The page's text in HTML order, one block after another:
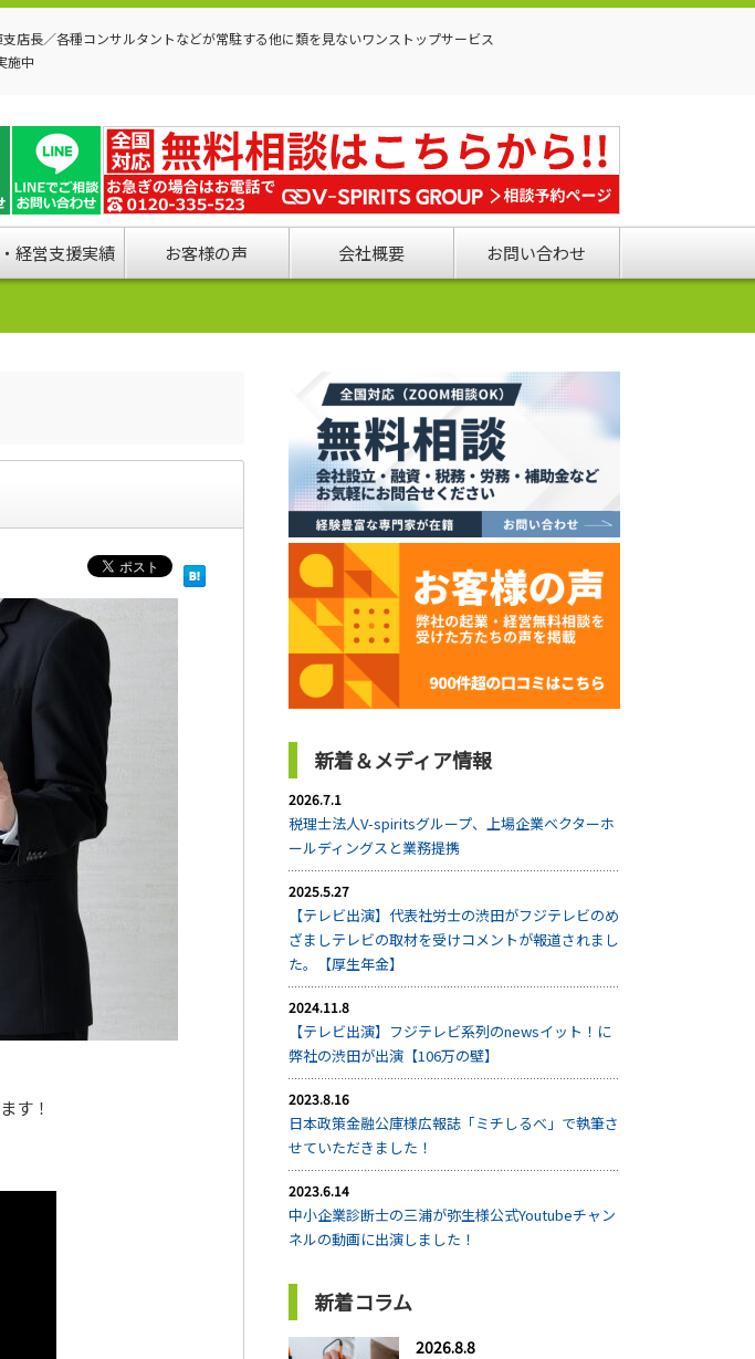
店長／各種コンサルタントなどが常駐する他に類を見ないワンストップサービス
施中
経営支援実績 お客様の声 会社概要 お問い合わせ
す！
新着＆メディア情報
2026.7.1
税理士法人V-spiritsグループ、上場企業ベクターホ
ールディングスと業務提携
2025.5.27
【テレビ出演】代表社労士の渋田がフジテレビのめ
ざましテレビの取材を受けコメントが報道されまし
た。【厚生年金】
2024.11.8
【テレビ出演】フジテレビ系列のnewsイット！に
弊社の渋田が出演【106万の壁】
2023.8.16
日本政策金融公庫様広報誌「ミチしるべ」で執筆さ
せていただきました！
2023.6.14
中小企業診断士の三浦が弥生様公式Youtubeチャン
ネルの動画に出演しました！
新着コラム
2026.8.8